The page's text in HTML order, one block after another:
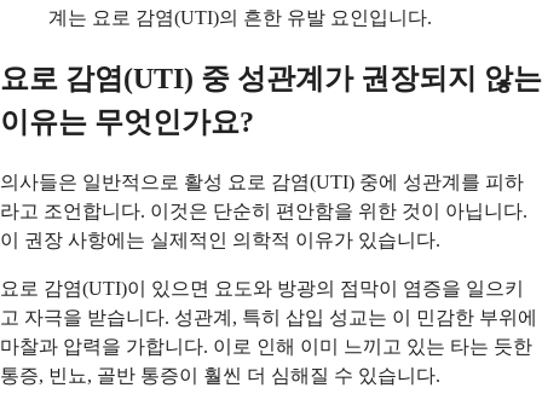
계는 요로 감염(UTI)의 흔한 유발 요인입니다.
요로 감염(UTI) 중 성관계가 권장되지 않는
이유는 무엇인가요?
의사들은 일반적으로 활성 요로 감염(UTI) 중에 성관계를 피하
라고 조언합니다. 이것은 단순히 편안함을 위한 것이 아닙니다.
이 권장 사항에는 실제적인 의학적 이유가 있습니다.
요로 감염(UTI)이 있으면 요도와 방광의 점막이 염증을 일으키
고 자극을 받습니다. 성관계, 특히 삽입 성교는 이 민감한 부위에
마찰과 압력을 가합니다. 이로 인해 이미 느끼고 있는 타는 듯한
통증, 빈뇨, 골반 통증이 훨씬 더 심해질 수 있습니다.